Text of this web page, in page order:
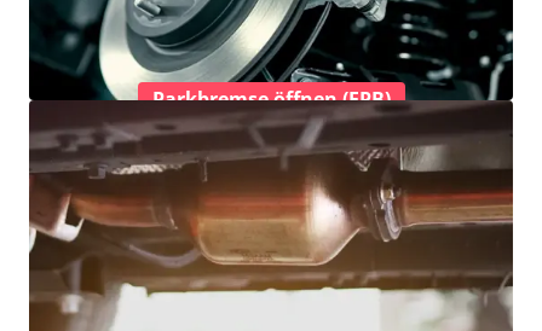
Parkbremse öffnen (EPB)